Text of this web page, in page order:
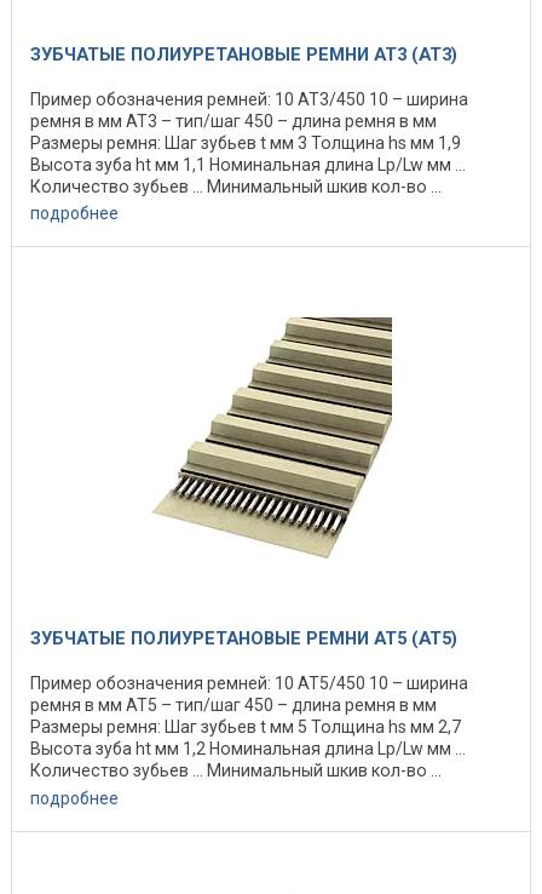
ЗУБЧАТЫЕ ПОЛИУРЕТАНОВЫЕ РЕМНИ AT3 (АТ3)
Пример обозначения ремней: 10 АТ3/450 10 – ширина
ремня в мм АТ3 – тип/шаг 450 – длина ремня в мм
Размеры ремня: Шаг зубьев t мм 3 Толщина hs мм 1,9
Высота зуба ht мм 1,1 Номинальная длина Lp/Lw мм ...
Количество зубьев ... Минимальный шкив кол-во ...
подробнее
ЗУБЧАТЫЕ ПОЛИУРЕТАНОВЫЕ РЕМНИ AT5 (АТ5)
Пример обозначения ремней: 10 АТ5/450 10 – ширина
ремня в мм АТ5 – тип/шаг 450 – длина ремня в мм
Размеры ремня: Шаг зубьев t мм 5 Толщина hs мм 2,7
Высота зуба ht мм 1,2 Номинальная длина Lp/Lw мм ...
Количество зубьев ... Минимальный шкив кол-во ...
подробнее